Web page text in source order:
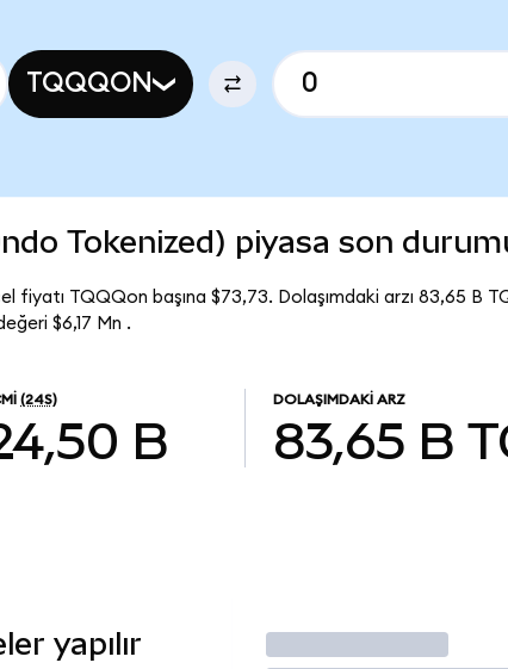
TQQQON
Tokenized) piyasa son
fiyatı TQQQon başına $73,73. Dolaşımdaki arzı 83,65 B
$6,17 Mn .
(24S)
B
DOLAŞIMDAKI ARZ
83,65 B
yapılır İşlem Yap